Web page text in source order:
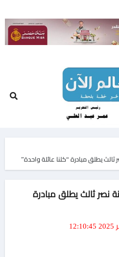
يطلق مبادرة “كلنا عائلة واحدة”
ثالث يطلق مبادرة